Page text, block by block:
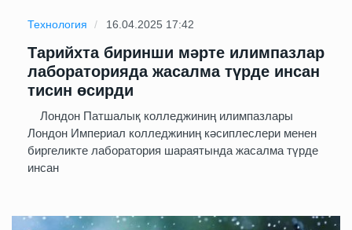
Технология 16.04.2025 17:42
Тарийхта биринши мәрте илимпазлар
лабораторияда жасалма түрде инсан
тисин өсирди
Лондон Патшалық колледжиниң илимпазлары
Лондон Империал колледжиниң кәсиплеслери менен
биргеликте лаборатория шараятында жасалма түрде
инсан